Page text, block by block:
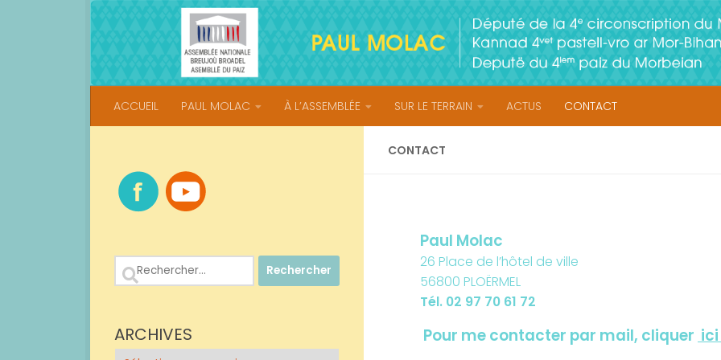
Skip to content
ACCUEIL PAUL MOLAC À L’ASSEMBLÉE SUR LE TERRAIN ACTUS CONTACT
CONTACT
Paul Molac
26 Place de l’hôtel de ville
56800 PLOËRMEL
Tél. 02 97 70 61 72
Pour me contacter par mail, cliquer ici
Rechercher :
ARCHIVES
Archives